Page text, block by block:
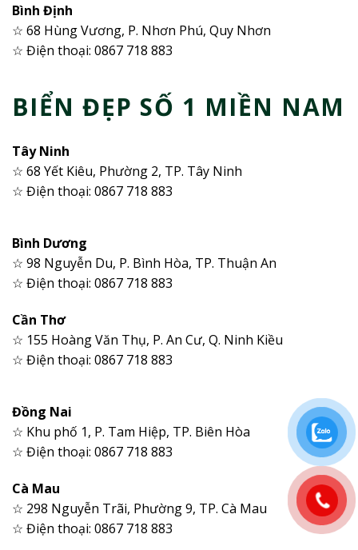
Bình Định
☆ 68 Hùng Vương, P. Nhơn Phú, Quy Nhơn
☆ Điện thoại: 0867 718 883
BIỂN ĐẸP SỐ 1 MIỀN NAM
Tây Ninh
☆ 68 Yết Kiêu, Phường 2, TP. Tây Ninh
☆ Điện thoại: 0867 718 883
Bình Dương
☆ 98 Nguyễn Du, P. Bình Hòa, TP. Thuận An
☆ Điện thoại: 0867 718 883
Cần Thơ
☆ 155 Hoàng Văn Thụ, P. An Cư, Q. Ninh Kiều
☆ Điện thoại: 0867 718 883
Đồng Nai
☆ Khu phố 1, P. Tam Hiệp, TP. Biên Hòa
☆ Điện thoại: 0867 718 883
Cà Mau
☆ 298 Nguyễn Trãi, Phường 9, TP. Cà Mau
☆ Điện thoại: 0867 718 883